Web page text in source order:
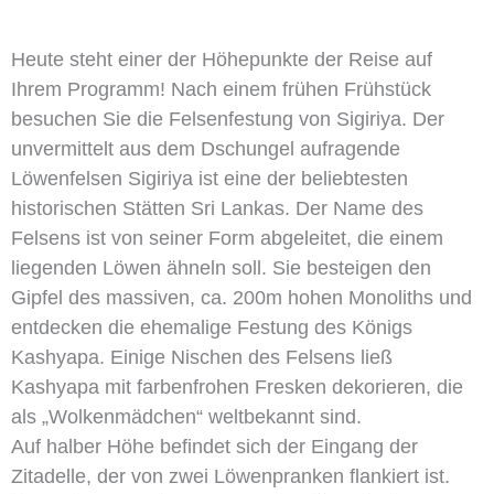
Heute steht einer der Höhepunkte der Reise auf
Ihrem Programm! Nach einem frühen Frühstück
besuchen Sie die Felsenfestung von Sigiriya. Der
unvermittelt aus dem Dschungel aufragende
Löwenfelsen Sigiriya ist eine der beliebtesten
historischen Stätten Sri Lankas. Der Name des
Felsens ist von seiner Form abgeleitet, die einem
liegenden Löwen ähneln soll. Sie besteigen den
Gipfel des massiven, ca. 200m hohen Monoliths und
entdecken die ehemalige Festung des Königs
Kashyapa. Einige Nischen des Felsens ließ
Kashyapa mit farbenfrohen Fresken dekorieren, die
als „Wolkenmädchen“ weltbekannt sind.
Auf halber Höhe befindet sich der Eingang der
Zitadelle, der von zwei Löwenpranken flankiert ist.